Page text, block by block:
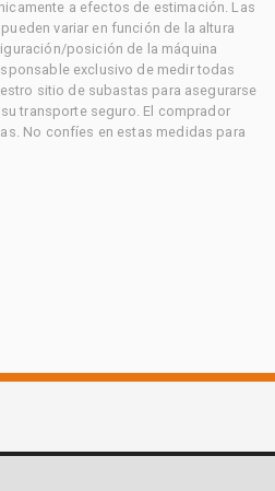
a efectos de estimación. Las
variar en función de la altura
posición de la máquina
exclusivo de medir todas
sitio de subastas para asegurarse
transporte seguro. El comprador
No confíes en estas medidas para